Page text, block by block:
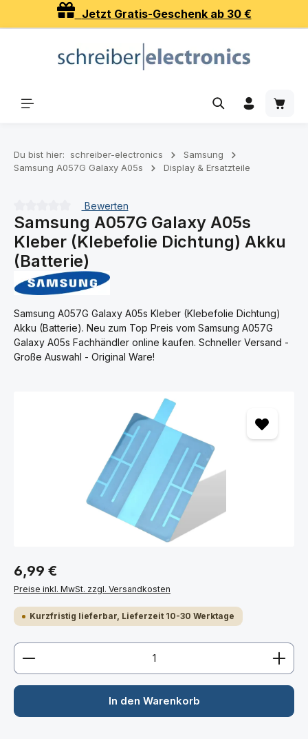
Zum Hauptinhalt springenJetzt Gratis-Geschenk ab 30 €
Du bist hier: schreiber-electronics
Samsung
Samsung A057G Galaxy A05s
Display & Ersatzteile
Durchschnittliche Bewertung von 0 von 5 Sternen
Bewerten
Samsung A057G Galaxy A05s
Kleber (Klebefolie Dichtung) Akku
(Batterie)
Samsung A057G Galaxy A05s Kleber (Klebefolie Dichtung)
Akku (Batterie). Neu zum Top Preis vom Samsung A057G
Galaxy A05s Fachhändler online kaufen. Schneller Versand -
Große Auswahl - Original Ware!
6,99 €
Preise inkl. MwSt. zzgl. Versandkosten
Kurzfristig lieferbar, Lieferzeit 10-30 Werktage
Produkt Anzahl: Gib den gewünschten Wert ein
In den Warenkorb